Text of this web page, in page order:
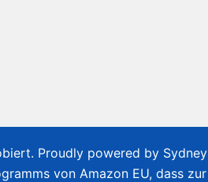
Proudly powered by Sydney
von Amazon EU, dass zur